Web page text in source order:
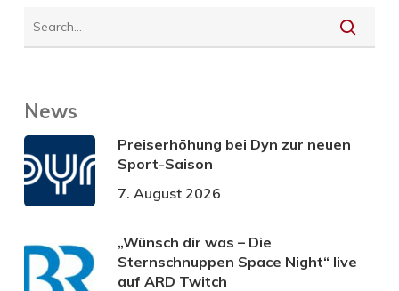
News
Preiserhöhung bei Dyn zur neuen
Sport-Saison
7. August 2026
„Wünsch dir was – Die
Sternschnuppen Space Night“ live
auf ARD Twitch